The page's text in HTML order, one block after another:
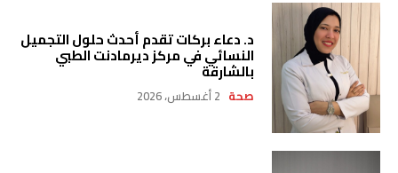
د. دعاء بركات تقدم أحدث حلول التجميل
النسائي في مركز ديرمادنت الطبي
بالشارقة
صحة 2 أغسطس، 2026